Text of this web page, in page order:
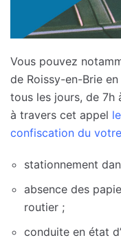
Vous pouvez
de Roissy-en-Brie
tous les jours, de 7h
à travers cet appel
confiscation du
stationnement
absence des
routier ;
conduite en état